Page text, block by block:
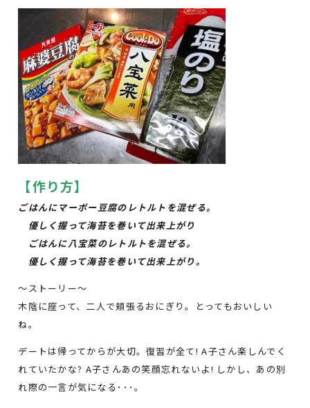
【作り方】
ごはんにマーボー豆腐のレトルトを混ぜる。
優しく握って海苔を巻いて出来上がり
ごはんに八宝菜のレトルトを混ぜる。
優しく握って海苔を巻いて出来上がり。
～ストーリー～
木陰に座って、二人で頬張るおにぎり。とってもおいしい
ね。
デートは帰ってからが大切。復習が全て! A子さん楽しんでく
れていたかな? A子さんあの笑顔忘れないよ! しかし、あの別
れ際の一言が気になる･･･。